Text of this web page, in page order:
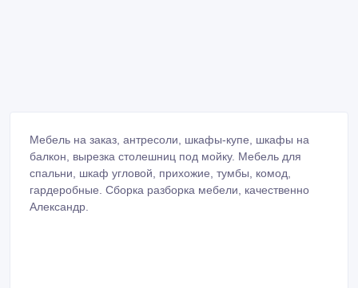
Мебель на заказ, антресоли, шкафы-купе, шкафы на
балкон, вырезка столешниц под мойку. Мебель для
спальни, шкаф угловой, прихожие, тумбы, комод,
гардеробные. Сборка разборка мебели, качественно
Александр.